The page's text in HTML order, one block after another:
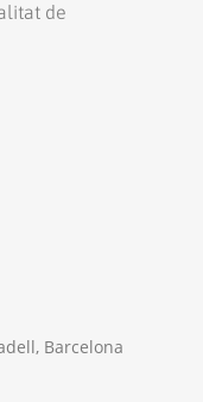
de
Barcelona